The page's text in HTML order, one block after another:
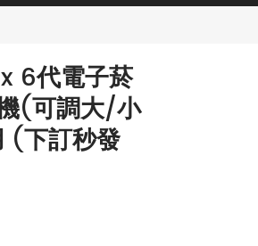
6代電子菸
(可調大/小
(下訂秒發